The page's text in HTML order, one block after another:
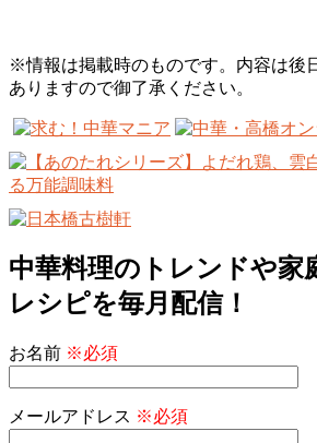
※情報は掲載時のものです。内容は後
ありますので御了承ください。
中華料理のトレンドや家
レシピを毎月配信！
お名前 ※必須
メールアドレス ※必須